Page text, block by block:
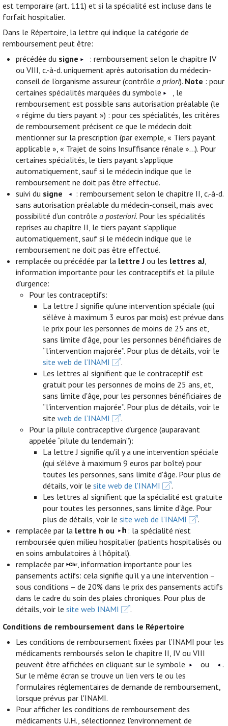
est temporaire (art. 111) et si la spécialité est incluse dans le
forfait hospitalier.
Dans le Répertoire, la lettre qui indique la catégorie de
remboursement peut être:
précédée du signe
: remboursement selon le chapitre IV
ou VIII, c.-à-d. uniquement après autorisation du médecin-
conseil de l’organisme assureur (contrôlea priori). Note : pour
certaines spécialités marquées du symbole
, le
remboursement est possible sans autorisation préalable (le
« régime du tiers payant ») : pour ces spécialités, les critères
de remboursement précisent ce que le médecin doit
mentionner sur la prescription (par exemple, « Tiers payant
applicable », « Trajet de soins Insuffisance rénale »...). Pour
certaines spécialités, le tiers payant s'applique
automatiquement, sauf si le médecin indique que le
remboursement ne doit pas être effectué.
suivi du signe
: remboursement selon le chapitre II, c.-à-d.
sans autorisation préalable du médecin-conseil, mais avec
possibilité d’un contrôlea posteriori. Pour les spécialités
reprises au chapitre II, le tiers payant s'applique
automatiquement, sauf si le médecin indique que le
remboursement ne doit pas être effectué.
remplacée ou précédée par la lettre J ou les lettres aJ,
information importante pour les contraceptifs et la pilule
d’urgence:
Pour les contraceptifs:
La lettre J signifie qu'une intervention spéciale (qui
s’élève à maximum 3 euros par mois) est prévue dans
le prix pour les personnes de moins de 25 ans et,
sans limite d'âge, pour les personnes bénéficiaires de
“l'intervention majorée”. Pour plus de détails, voir le
site web de l’INAMI
.
Les lettres aJ signifient que le contraceptif est
gratuit pour les personnes de moins de 25 ans, et,
sans limite d'âge, pour les personnes bénéficiaires de
“l'intervention majorée”. Pour plus de détails, voir le
site web de l’INAMI
.
Pour la pilule contraceptive d’urgence (auparavant
appelée “pilule du lendemain”):
La lettre J signifie qu'il y a une intervention spéciale
(qui s'élève à maximum 9 euros par boîte) pour
toutes les personnes, sans limite d'âge. Pour plus de
détails, voir le site web de l’INAMI
.
Les lettres aJ signifient que la spécialité est gratuite
pour toutes les personnes, sans limite d'âge. Pour
plus de détails, voir le site web de l’INAMI
.
remplacée par la lettre h ou
: la spécialité n’est
remboursée qu’en milieu hospitalier (patients hospitalisés ou
en soins ambulatoires à l'hôpital).
remplacée par
, information importante pour les
pansements actifs: cela signifie qu’il y a une intervention –
sous conditions – de 20% dans le prix des pansements actifs
dans le cadre du soin des plaies chroniques. Pour plus de
détails, voir lesite web INAMI
.
Conditions de remboursement dans le Répertoire
Les conditions de remboursement fixées par l’INAMI pour les
médicaments remboursés selon le chapitre II, IV ou VIII
peuvent être affichées en cliquant sur le symbole
ou
.
Sur le même écran se trouve un lien vers le ou les
formulaires réglementaires de demande de remboursement,
lorsque prévus par l'INAMI.
Pour afficher les conditions de remboursement des
médicaments U.H., sélectionnez l'environnement de